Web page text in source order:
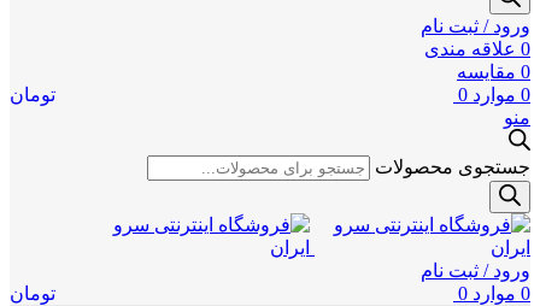
ورود / ثبت نام
0 علاقه مندی
0 مقایسه
0 موارد 0
تومان
منو
جستجوی محصولات
ورود / ثبت نام
0 موارد 0 تومان